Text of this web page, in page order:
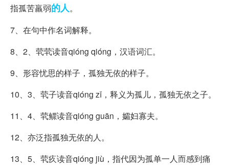
指孤苦羸弱的人。
7、在句中作名词解释。
8、2、茕茕读音qióng qióng，汉语词汇。
9、形容忧思的样子，孤独无依的样子。
10、3、茕子读音qiónɡ zǐ，释义为孤儿，孤独无依之子。
11、4、茕鳏读音qióng guān，孀妇寡夫。
12、亦泛指孤独无依的人。
13、5、茕疚读音qióng jiù，指代因为孤单一人而感到痛